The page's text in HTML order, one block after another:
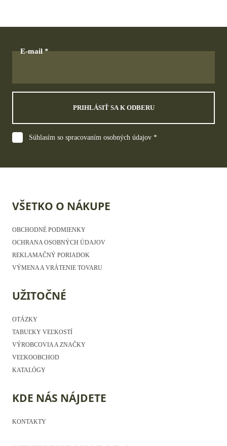
E-mail
PRIHLÁSIŤ SA K ODBERU
Súhlasím so spracovaním osobných údajov *
VŠETKO O NÁKUPE
OBCHODNÉ PODMIENKY
OCHRANA OSOBNÝCH ÚDAJOV
REKLAMAČNÝ PORIADOK
VÝMENA A VRÁTENIE TOVARU
UŽITOČNÉ
OTÁZKY
TABUĽKY VEĽKOSTÍ
VÝROBCOVIA A ZNAČKY
VEĽKOOBCHOD
KATALÓGY
KDE NÁS NÁJDETE
KONTAKTY